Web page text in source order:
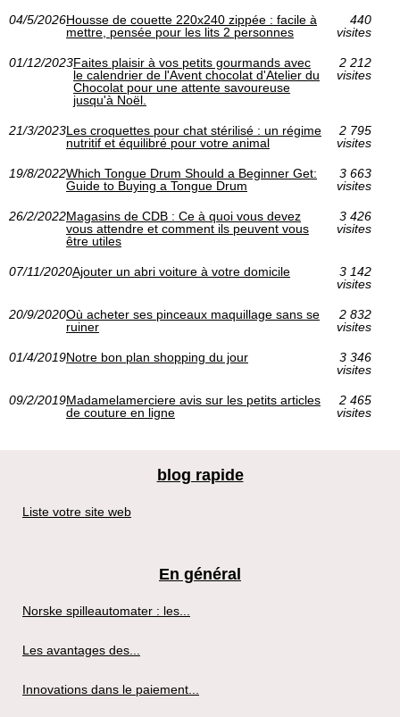
04/5/2026Housse de couette 220x240 zippée : facile à
mettre, pensée pour les lits 2 personnes
440
visites
01/12/2023Faites plaisir à vos petits gourmands avec
le calendrier de l'Avent chocolat d'Atelier du
Chocolat pour une attente savoureuse
jusqu'à Noël.
2 212
visites
21/3/2023Les croquettes pour chat stérilisé : un régime
nutritif et équilibré pour votre animal
2 795
visites
19/8/2022Which Tongue Drum Should a Beginner Get:
Guide to Buying a Tongue Drum
3 663
visites
26/2/2022Magasins de CDB : Ce à quoi vous devez
vous attendre et comment ils peuvent vous
être utiles
3 426
visites
07/11/2020Ajouter un abri voiture à votre domicile
3 142
visites
20/9/2020Où acheter ses pinceaux maquillage sans se
ruiner
2 832
visites
01/4/2019Notre bon plan shopping du jour
3 346
visites
09/2/2019Madamelamerciere avis sur les petits articles
de couture en ligne
2 465
visites
blog rapide
Liste votre site web
En général
Norske spilleautomater : les...
Les avantages des...
Innovations dans le paiement...